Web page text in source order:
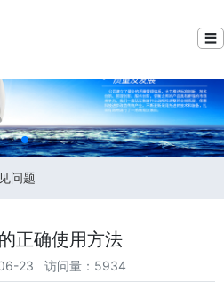
☰
问题
正确使用方法
23 访问量：5934